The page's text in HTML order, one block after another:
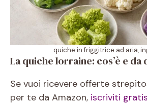
quiche in friggitrice ad aria,
La quiche lorraine: cos’è e
Se vuoi ricevere offerte
per te da Amazon, iscriviti